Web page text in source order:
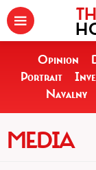
Opinion
Portrait
Navalny
MEDIA